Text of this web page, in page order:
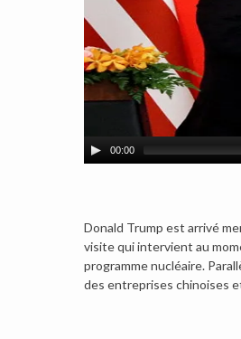
00:00
Donald Trump est arrivé
visite qui intervient au
programme nucléaire.
des entreprises chinoises